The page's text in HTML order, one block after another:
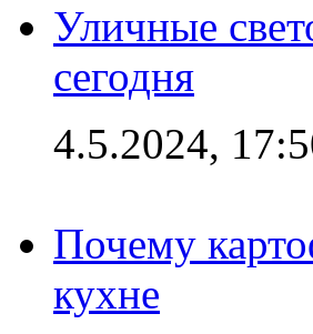
Уличные
сегодня
4.5.2024,
Почему
кухне